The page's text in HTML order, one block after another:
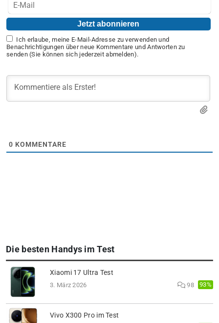
Ich erlaube, meine E-Mail-Adresse zu verwenden und
Benachrichtigungen über neue Kommentare und Antworten zu
senden (Sie können sich jederzeit abmelden).
0 KOMMENTARE
Die besten Handys im Test
Xiaomi 17 Ultra Test
3. März 2026 98 93%
Vivo X300 Pro im Test